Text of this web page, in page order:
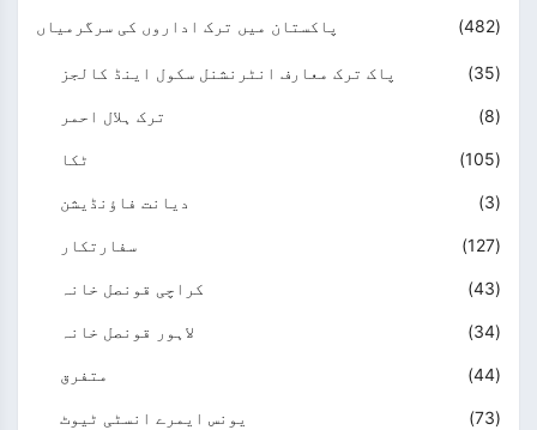
پاکستان میں ترک اداروں کی سرگرمیاں (482)
پاک ترک معارف انٹرنشنل سکول اینڈ کالجز (35)
ترک ہلال احمر (8)
ٹکا (105)
دیانت فاؤنڈیشن (3)
سفارتکار (127)
کراچی قونصل خانہ (43)
لاہور قونصل خانہ (34)
متفرق (44)
یونس ایمرے انسٹی ٹیوٹ (73)